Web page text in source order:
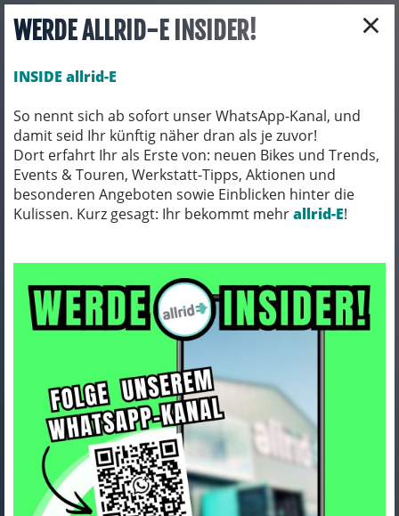
×
WERDE ALLRID-E INSIDER!
INSIDE allrid-E
So nennt sich ab sofort unser WhatsApp-Kanal, und
damit seid Ihr künftig näher dran als je zuvor!
Dort erfahrt Ihr als Erste von: neuen Bikes und Trends,
Events & Touren, Werkstatt-Tipps, Aktionen und
besonderen Angeboten sowie Einblicken hinter die
Kulissen. Kurz gesagt: Ihr bekommt mehrallrid-E!
Toggle navigation
FAHRRADZUBEHÖR KÖRBE